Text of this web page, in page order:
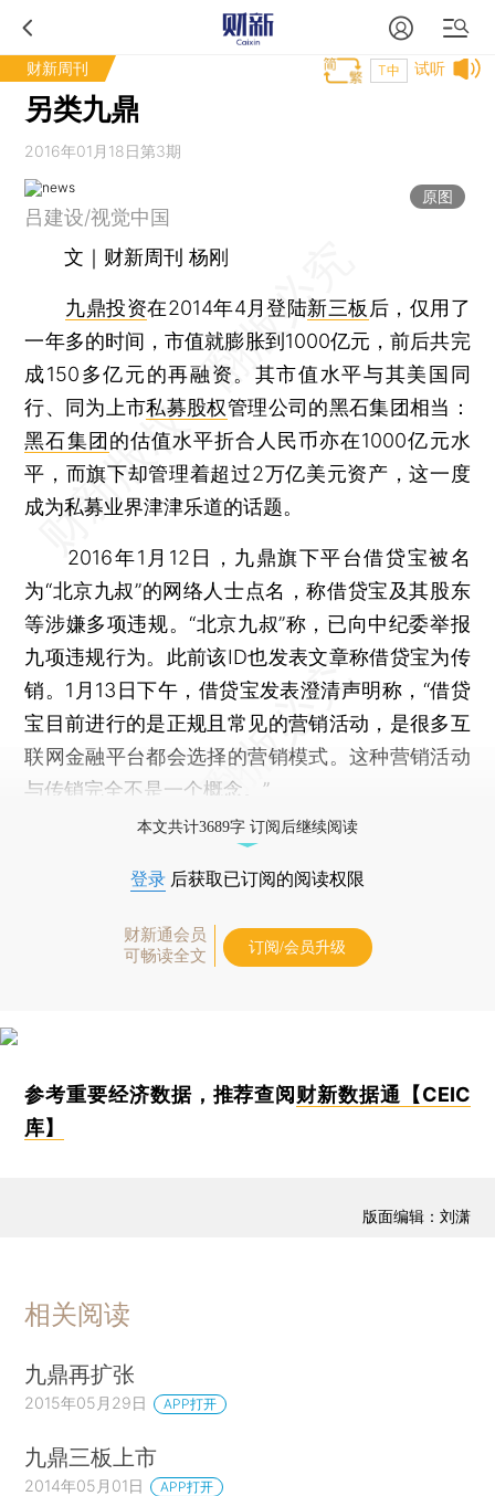
财新周刊 试听
T中
另类九鼎
2016年01月18日第3期
原图
吕建设/视觉中国
文｜财新周刊 杨刚
九鼎投资在2014年4月登陆新三板 后，仅用了
一年多的时间，市值就膨胀到1000亿元，前后共完
成150多亿元的再融资。其市值水平与其美国同
行、同为上市私募股权管理公司的黑石集团相当：
黑石集团 的估值水平折合人民币亦在1000亿元水
平，而旗下却管理着超过2万亿美元资产，这一度
成为私募业界津津乐道的话题。
2016年1月12日，九鼎旗下平台借贷宝被名
为“北京九叔”的网络人士点名，称借贷宝及其股东
等涉嫌多项违规。“北京九叔”称，已向中纪委举报
九项违规行为。此前该ID也发表文章称借贷宝为传
销。1月13日下午，借贷宝发表澄清声明称，“借贷
宝目前进行的是正规且常见的营销活动，是很多互
联网金融平台都会选择的营销模式。这种营销活动
与传销完全不是一个概念。”
本文共计3689字 订阅后继续阅读
登录 后获取已订阅的阅读权限
财新通会员
可畅读全文
订阅/会员升级
参考重要经济数据，推荐查阅 财新数据通【CEIC
库】
版面编辑：刘潇
相关阅读
九鼎再扩张
2015年05月29日 APP打开
九鼎三板上市
2014年05月01日 APP打开